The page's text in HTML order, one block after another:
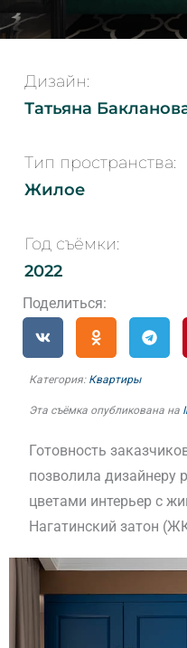
Дизайн:
Татьяна
Тип пространства:
Жилое
Год съёмки:
2022
Поделиться:
Категория: Квартиры
Эта съёмка опубликована на
Готовность
позволила дизайнеру
цветами интерьер с
Нагатинский затон